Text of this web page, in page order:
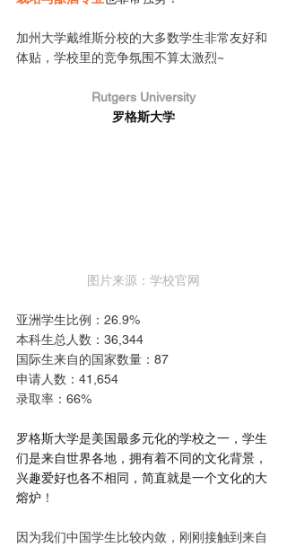
加州大学戴维斯分校的大多数学生非常友好和
体贴，学校里的竞争氛围不算太激烈~
Rutgers University
罗格斯大学
图片来源：学校官网
亚洲学生比例：26.9%
本科生总人数：36,344
国际生来自的国家数量：87
申请人数：41,654
录取率：66%
罗格斯大学是美国最多元化的学校之一，学生
们是来自世界各地，拥有着不同的文化背景，
兴趣爱好也各不相同，简直就是一个文化的大
熔炉 ！
因为我们中国学生比较内敛，刚刚接触到来自